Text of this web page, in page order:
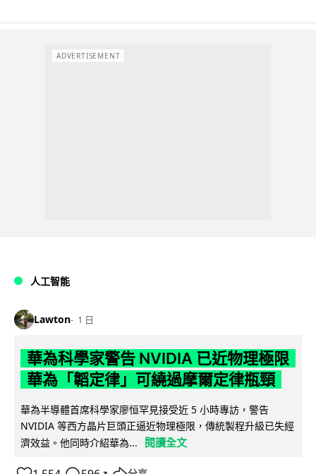
ADVERTISEMENT
人工智能
Lawton 1 日
華為科學家警告 NVIDIA 已近物理極限
華為「韜定律」可繞過摩爾定律瓶頸
華為半導體首席科學家廖恒罕見接受近 5 小時專訪，警告
NVIDIA 等西方晶片巨頭正逼近物理極限，傳統製程升級已失經
濟效益。他同時介紹華為...
閱讀全文